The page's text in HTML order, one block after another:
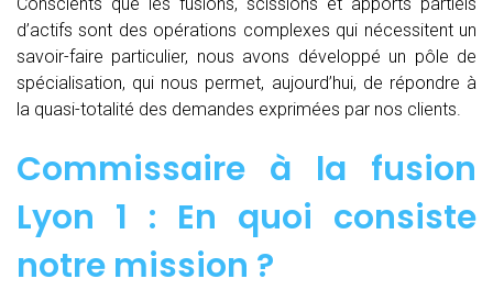
d’actifs sont des opérations complexes qui nécessitent un
savoir-faire particulier, nous avons développé un pôle de
spécialisation, qui nous permet, aujourd’hui, de répondre à
la quasi-totalité des demandes exprimées par nos clients.
Commissaire à la fusion
Lyon 1 : En quoi consiste
notre mission ?